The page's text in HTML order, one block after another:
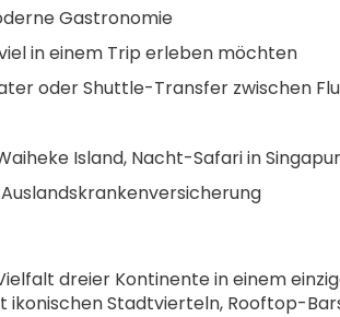
Gastronomie
in einem Trip erleben möchten
oder Shuttle-Transfer zwischen
Island, Nacht-Safari in
dreier Kontinente in einem
ikonischen Stadtvierteln, Rooftop-